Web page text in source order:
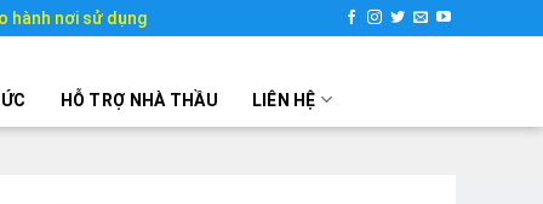
hành nơi sử dụng
HỖ TRỢ NHÀ THẦU LIÊN HỆ